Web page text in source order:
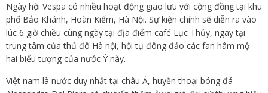
Ngày hội Vespa có nhiều hoạt động giao lưu với cộng đồng tại khu
phố Bảo Khánh, Hoàn Kiếm, Hà Nội. Sự kiện chính sẽ diễn ra vào
lúc 6 giờ chiều cùng ngày tại địa điểm café Lục Thủy, ngay tại
trung tâm của thủ đô Hà nội, hội tụ đông đảo các fan hâm mộ
hai biểu tượng của nước Ý này.
Việt nam là nước duy nhất tại châu Á, huyền thoại bóng đá